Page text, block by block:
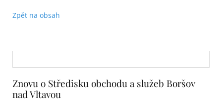
Zpět na obsah
Znovu o Středisku obchodu a služeb Boršov
nad Vltavou